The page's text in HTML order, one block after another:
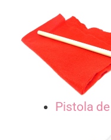
Pistola